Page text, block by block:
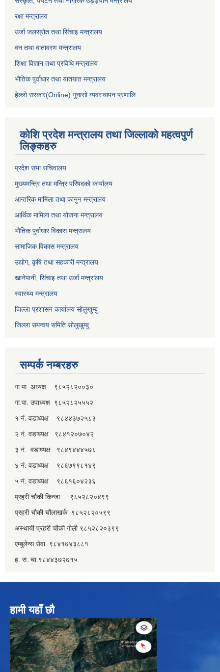
रक्षा मन्त्रालय
उर्जा जलस्रोत तथा सिंचाइ मन्‍त्रालय
वन तथा वातावरण मन्त्रालय
शिक्षा विज्ञान तथा प्रविधि मन्त्रालय
भौतिक पुर्वाधार तथा यातयात मन्त्रालय
हेल्लो सरकार(Online) गुनासो व्यवस्थापन प्रणालि
कोशि प्रदेश मन्त्रालय तथा जिल्लाको महत्वपुर्ण
लिङ्कहरु
प्रदेश सभा सचिवालय
मुख्यमन्त्रि तथा मन्त्रि परिषदको कार्यालय
आन्तरिक मामिला तथा कानुन मन्त्रालय
आर्थिक मामिला तथा योजना मन्त्रालय
भौतिक पुर्वाधार विकास मन्त्रालय
सामाजिक विकास मन्त्रालय
उद्योग, कृषि तथा सहकारी मन्त्रालय
खानेपानी, सिंचाइ तथा उर्जा मन्त्रालय
स्वास्थ्य मन्त्रालय
जिल्ला प्रशासन कार्यालय सोलुखुम्बु
जिल्ला समन्वय समिति सोलुखुम्बु
सम्पर्क नम्बरहरु
गा.पा. अध्यक्ष ९८५२८२००३०
गा.पा. उपाध्यक्ष ९८५२८२५५५२
१ नं. वडाध्यक्ष ९८४४३७२५८३
२ नं. वडाध्यक्ष ९८४१२०७०४२
३ नं. वडाध्यक्ष ९८४९४४४५७८
४ नं. वडाध्यक्ष ९८६७९९८१४९
५ नं. वडाध्यक्ष ९८६१६०४२३६
प्रहरी चौकी किन्जा ९८५२८२०४९९
प्रहरी चौकी चौंलाखर्क ९८५२८२०५९९
अस्थायी प्रहरी चौकी गोली ९८५२८२०३९९
एम्बुलेन्स सेवा ९८४१७४३८८१
ह. स. चा.९८४४३७२७१५
हामी यहाँ छौ